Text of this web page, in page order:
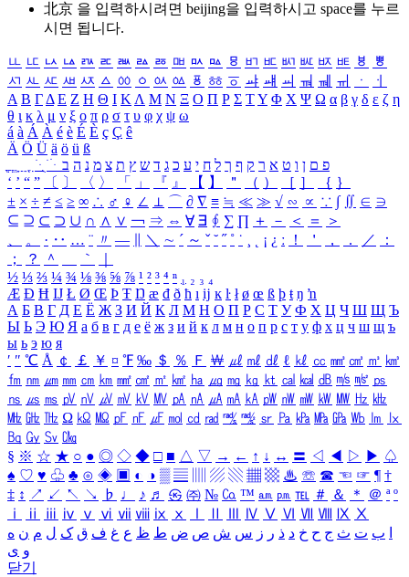
北京 을 입력하시려면 beijing을 입력하시고 space를 누르
시면 됩니다.
ㅥ ㅦ ㅧ ㅨ ㅩ ㅪ ㅫ ㅬ ㅭ ㅮ ㅯ ㅰ ㅱ ㅲ ㅳ ㅴ ㅵ ㅶ ㅷ ㅸ
ㅹ
ㅺ ㅻ ㅼ ㅽ ㅾ ㅿ ㆀ ㆁ ㆂ ㆃ ㆄ ㆅ ㆆ ㆇ ㆈ ㆉ ㆊ ㆋ ㆌ ㆍ
ㆎ
Α Β ΓΔ Ε Ζ Η Θ Ι ΚΛ Μ Ν Ξ Ο Π Ρ Σ ΤΥ Φ Χ Ψ Ω α β γ δ ε ζ η
θ ι κ λ μ ν ξ ο π ρ σ τ υ φ χ ψ ω
á à Á À é è É È ç Ç ê
Ä Ö Ü ä ö ü ß
ִֶֹ ֻּ ׁׂ פ ם ן ו ט א ר ק ף ך ל ח י ע כ ג ד ש ץ ת צ מ נ ה ב
‘ ’ “ ” 〔 〕 〈 〉 「 」 『 』 【 】 ＂ （ ） ［ ］ ｛ ｝
± × ÷ ≠ ≤ ≥ ∞ ∴ ♂ ♀ ∠ ⊥ ⌒ ∂ ∇ ≡ ≒ ≪ ≫ √ ∽ ∝ ∵ ∫ ∬ ∈ ∋
⊆ ⊇ ⊂ ⊃ ∪ ∩ ∧ ∨ ￢ ⇒ ⇔ ∀ ∃ ∮ ∑ ∏ ＋ － ＜ ＝
＞
、
。 · ‥ … ¨ 〃 ― ＼ ∼ ´ ～ ˇ ˘ ˝ ˚ ˙ ¸ ¡ ¿ ː ！ ＇ ， ． ／
：
；
？ ＾ ｀
½ ⅓ ⅔ ¼ ¾ ⅛ ⅜ ⅝ ⅞ ¹ ² ³ ⁴ ⁿ ₁ ₂ ₃ ₄
Æ Ð Ħ Ĳ Ł Ø Œ Þ Ŧ Ŋ æ đ ð ħ ı ĳ ĸ ŀ ł ø œ ß þ ŧ ŋ ŉ
А Б В Г Д Е Ё Ж З И Й К Л М Н О П Р С Т У Ф Х Ц Ч Ш Щ Ъ
Ы Ь Э Ю Я а б в г д е ё ж з и й к л м н о п р с т у ф х ц ч ш щ ъ
ы ь э ю я
′ ″ ℃ Å ￠ ￡ ￥ ¤ ℉ ‰ ＄ ％ Ｆ ￦ ㎕ ㎖ ㎗ ℓ ㎘ ㏄ ㎣ ㎤ ㎥ ㎦
㎙ ㎚ ㎛ ㎜ ㎝ ㎞ ㎟ ㎠ ㎡ ㎢ ㏊ ㎍ ㎎ ㎏ ㏏ ㎈ ㎉ ㏈ ㎧ ㎨ ㎰
㎱ ㎲ ㎳ ㎴ ㎵ ㎶ ㎷ ㎸ ㎹ ㎀ ㎁ ㎂ ㎃ ㎄ ㎺ ㎻ ㎽ ㎾ ㎿ ㎐ ㎑
㎒ ㎓ ㎔ Ω ㏀ ㏁ ㎊ ㎋ ㎌ ㏖ ㏅ ㎭ ㎮ ㎯ ㏛ ㎩ ㎪ ㎫ ㎬ ㏝ ㏐
㏓
㏃ ㏉ ㏜ ㏆
§ ※ ☆ ★ ○ ● ◎ ◇ ◆ □ ■ △ ▽ → ← ↑ ↓ ↔ 〓 ◁ ◀ ▷ ▶ ♤
♠ ♡ ♥ ♧ ♣ ⊙ ◈ ▣ ◐ ◑ ▒ ▤ ▨ ▧ ▦ ▩ ♨ ☏ ☎ ☜ ☞ ¶ †
‡ ↕ ↗ ↙ ↖ ↘ ♭ ♩ ♪ ♬ ㉿ ㈜ № ㏇ ™ ㏂ ㏘ ℡ ＃ ＆ ＊ ＠ ª º
ⅰ
ⅱ ⅲ ⅳ ⅴ ⅵ ⅶ ⅷ ⅸ ⅹ Ⅳ Ⅴ Ⅵ Ⅶ Ⅷ Ⅸ Ⅹ
ب ت ث ج ح خ د ذ ر ز س ش ص ض ط ظ ع غ ف ق ک ل م ن ه
و ی
닫기